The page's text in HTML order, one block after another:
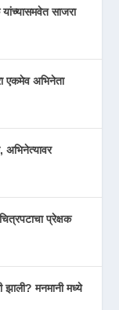
यांच्यासमवेत साजरा
एकमेव अभिनेता
अभिनेत्यावर
प्रेक्षक
मनमानी मध्ये